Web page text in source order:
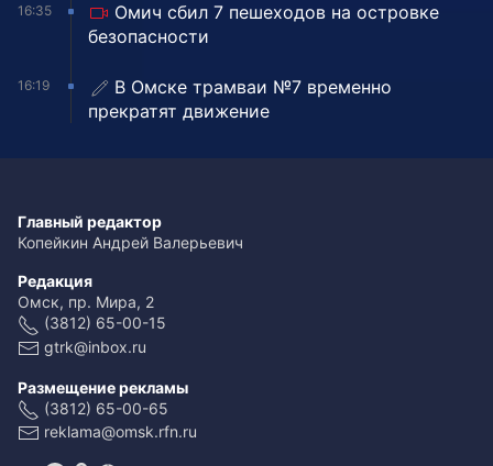
16:35
Омич сбил 7 пешеходов на островке
безопасности
16:19
В Омске трамваи №7 временно
прекратят движение
Главный редактор
Копейкин Андрей Валерьевич
Редакция
Омск, пр. Мира, 2
(3812) 65-00-15
gtrk@inbox.ru
Размещение рекламы
(3812) 65-00-65
reklama@omsk.rfn.ru